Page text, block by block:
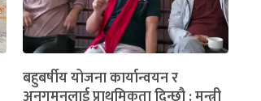
बहुबर्षीय योजना कार्यान्वयन र